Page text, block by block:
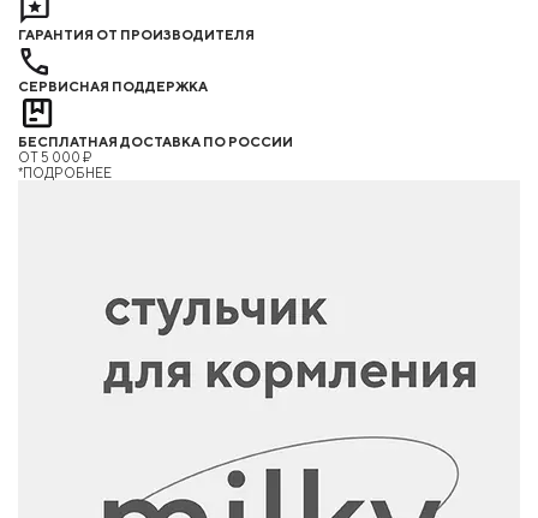
ГАРАНТИЯ ОТ ПРОИЗВОДИТЕЛЯ
СЕРВИСНАЯ ПОДДЕРЖКА
БЕСПЛАТНАЯ ДОСТАВКА ПО РОССИИ
ОТ 5 000 ₽
*ПОДРОБНЕЕ